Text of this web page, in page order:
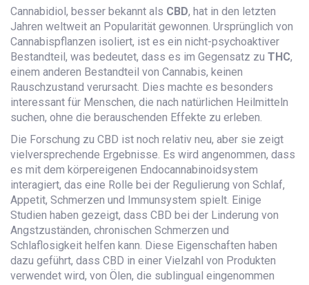
Cannabidiol, besser bekannt als CBD, hat in den letzten
Jahren weltweit an Popularität gewonnen. Ursprünglich von
Cannabispflanzen isoliert, ist es ein nicht-psychoaktiver
Bestandteil, was bedeutet, dass es im Gegensatz zu THC,
einem anderen Bestandteil von Cannabis, keinen
Rauschzustand verursacht. Dies machte es besonders
interessant für Menschen, die nach natürlichen Heilmitteln
suchen, ohne die berauschenden Effekte zu erleben.
Die Forschung zu CBD ist noch relativ neu, aber sie zeigt
vielversprechende Ergebnisse. Es wird angenommen, dass
es mit dem körpereigenen Endocannabinoidsystem
interagiert, das eine Rolle bei der Regulierung von Schlaf,
Appetit, Schmerzen und Immunsystem spielt. Einige
Studien haben gezeigt, dass CBD bei der Linderung von
Angstzuständen, chronischen Schmerzen und
Schlaflosigkeit helfen kann. Diese Eigenschaften haben
dazu geführt, dass CBD in einer Vielzahl von Produkten
verwendet wird, von Ölen, die sublingual eingenommen